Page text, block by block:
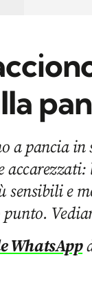
a pancia
sensibili e
WhatsApp